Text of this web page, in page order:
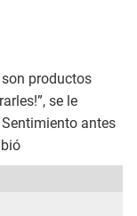
productos
se le
antes